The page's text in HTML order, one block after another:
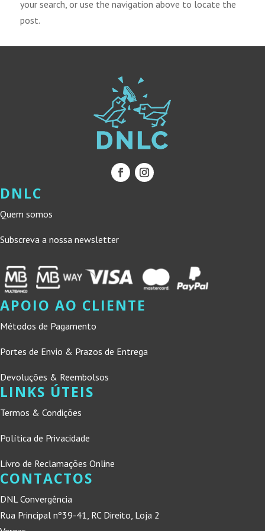
your search, or use the navigation above to locate the
post.
DNLC
Quem somos
Subscreva a nossa newsletter
APOIO AO CLIENTE
Métodos de Pagamento
Portes de Envio & Prazos de Entrega
Devoluções & Reembolsos
LINKS ÚTEIS
Termos & Condições
Política de Privacidade
Livro de Reclamações Online
CONTACTOS
DNL Convergência
Rua Principal nº39-41, RC Direito, Loja 2